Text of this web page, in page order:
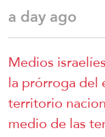
a day ago
Medios
la prórroga del
territorio
medio de las